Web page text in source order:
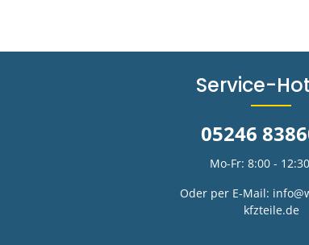
Service-
05246
Mo-Fr: 8:00 -
Oder per E-Mail:
kfzteile.de